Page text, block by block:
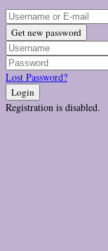
Get new password
Lost Password?
Login
Registration is disabled.